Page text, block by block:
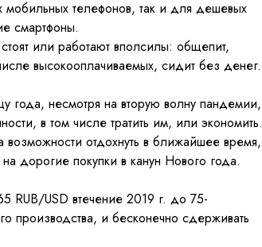
мобильных телефонов, так и для дешевых
смартфоны.
или работают вполсилы: общепит,
высокооплачиваемых, сидит без денег.
года, несмотря на вторую волну пандемии,
в том числе тратить им, или экономить.
отдохнуть в ближайшее время,
дорогие покупки в канун Нового года.
RUB/USD втечение 2019 г. до 75-
производства, и бесконечно сдерживать